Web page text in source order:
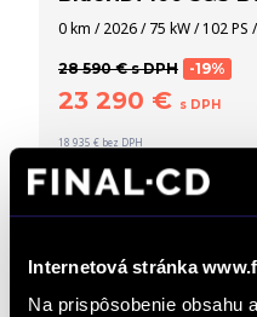
Internetová stránka
Na prispôsobenie obsahu
0 km / 2026 / 75 kW / 102
28 590 € s DPH -19%
23 290 € s DPH
18 935 € bez DPH